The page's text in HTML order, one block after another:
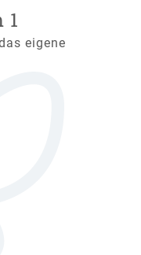
1
eigene